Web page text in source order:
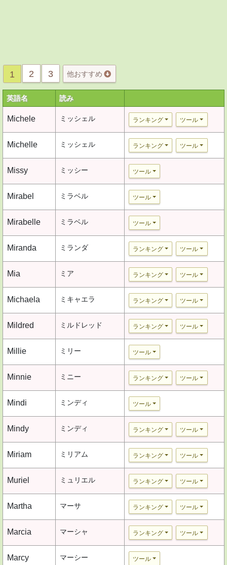
1 2 3 他おすすめ
英語名 読み
Michele ミッシェル ランキング ツール
Michelle ミッシェル ランキング ツール
Missy ミッシー ツール
Mirabel ミラベル ツール
Mirabelle ミラベル ツール
Miranda ミランダ ランキング ツール
Mia ミア ランキング ツール
Michaela ミキャエラ ランキング ツール
Mildred ミルドレッド ランキング ツール
Millie ミリー ツール
Minnie ミニー ランキング ツール
Mindi ミンディ ツール
Mindy ミンディ ランキング ツール
Miriam ミリアム ランキング ツール
Muriel ミュリエル ランキング ツール
Martha マーサ ランキング ツール
Marcia マーシャ ランキング ツール
Marcy マーシー ツール